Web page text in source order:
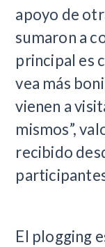
apoyo de
sumaron a
principal es
vea más
vienen a
mismos”,
recibido
El plogging